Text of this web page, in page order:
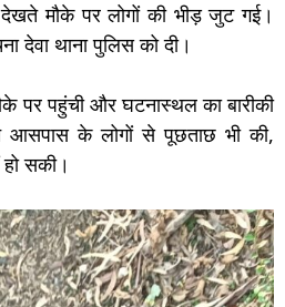
मौके पर लोगों की भीड़ जुट गई।
देवा थाना पुलिस को दी।
पर पहुंची और घटनास्थल का बारीकी
आसपास के लोगों से पूछताछ भी की,
सकी।